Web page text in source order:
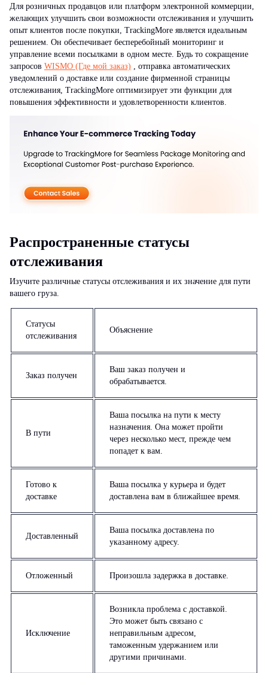
Для розничных продавцов или платформ электронной коммерции,
желающих улучшить свои возможности отслеживания и улучшить
опыт клиентов после покупки, TrackingMore является идеальным
решением. Он обеспечивает бесперебойный мониторинг и
управление всеми посылками в одном месте. Будь то сокращение
запросов WISMO (Где мой заказ) , отправка автоматических
уведомлений о доставке или создание фирменной страницы
отслеживания, TrackingMore оптимизирует эти функции для
повышения эффективности и удовлетворенности клиентов.
Распространенные статусы
отслеживания
Изучите различные статусы отслеживания и их значение для пути
вашего груза.
Статусы
отслеживания
Объяснение
Заказ получен
Ваш заказ получен и
обрабатывается.
В пути
Ваша посылка на пути к месту
назначения. Она может пройти
через несколько мест, прежде чем
попадет к вам.
Готово к
доставке
Ваша посылка у курьера и будет
доставлена вам в ближайшее время.
Доставленный
Ваша посылка доставлена по
указанному адресу.
Отложенный Произошла задержка в доставке.
Исключение
Возникла проблема с доставкой.
Это может быть связано с
неправильным адресом,
таможенным удержанием или
другими причинами.